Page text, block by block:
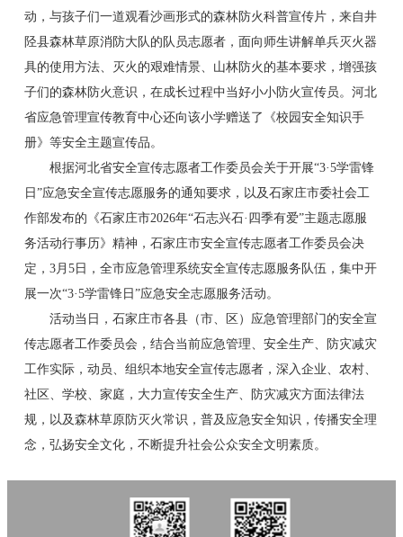
动，与孩子们一道观看沙画形式的森林防火科普宣传片，来自井
陉县森林草原消防大队的队员志愿者，面向师生讲解单兵灭火器
具的使用方法、灭火的艰难情景、山林防火的基本要求，增强孩
子们的森林防火意识，在成长过程中当好小小防火宣传员。河北
省应急管理宣传教育中心还向该小学赠送了《校园安全知识手
册》等安全主题宣传品。
根据河北省安全宣传志愿者工作委员会关于开展“3·5学雷锋
日”应急安全宣传志愿服务的通知要求，以及石家庄市委社会工
作部发布的《石家庄市2026年“石志兴石·四季有爱”主题志愿服
务活动行事历》精神，石家庄市安全宣传志愿者工作委员会决
定，3月5日，全市应急管理系统安全宣传志愿服务队伍，集中开
展一次“3·5学雷锋日”应急安全志愿服务活动。
活动当日，石家庄市各县（市、区）应急管理部门的安全宣
传志愿者工作委员会，结合当前应急管理、安全生产、防灾减灾
工作实际，动员、组织本地安全宣传志愿者，深入企业、农村、
社区、学校、家庭，大力宣传安全生产、防灾减灾方面法律法
规，以及森林草原防灭火常识，普及应急安全知识，传播安全理
念，弘扬安全文化，不断提升社会公众安全文明素质。